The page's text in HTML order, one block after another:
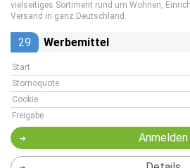
vielseitiges Sortiment rund um Wohnen,
Versand in ganz Deutschland.
29 Werbemittel
Start
Stornoquote
Cookie
Freigabe
Anmelden